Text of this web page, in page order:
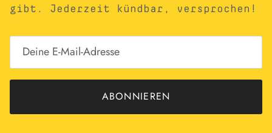
gibt. Jederzeit kündbar, versprochen!
ABONNIEREN